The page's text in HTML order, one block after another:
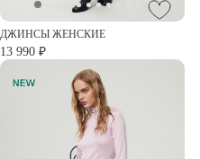
ДЖИНСЫ ЖЕНСКИЕ
13 990 ₽